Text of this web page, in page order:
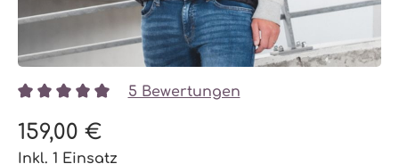
5 Bewertungen
159,00 €
Inkl. 1 Einsatz